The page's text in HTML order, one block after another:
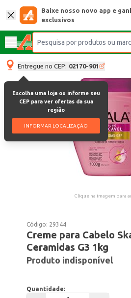
Baixe nosso novo app e
exclusivos
Entregue no CEP: 02170-901
Escolha uma loja ou informe seu
CEP para ver ofertas da sua
região
INFORMAR LOCALIZAÇÃO
Clique na imagem para
Código: 29344
Creme para Cabelo
Ceramidas G3 1kg
Produto indisponível
Quantidade: